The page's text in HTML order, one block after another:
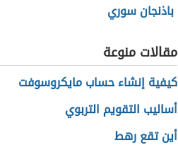
باذنجان سوري
مقالات منوعة
كيفية إنشاء حساب مايكروسوفت
أساليب التقويم التربوي
أين تقع رهط